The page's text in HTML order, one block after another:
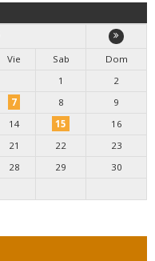
Vie Sab
Dom
1
2
7 8
9
14 15
16
21 22
23
28 29
30